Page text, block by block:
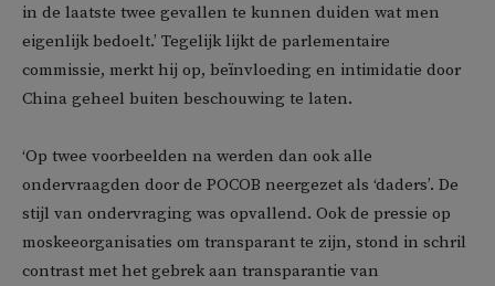
in de laatste twee gevallen te kunnen duiden wat men
eigenlijk bedoelt.’ Tegelijk lijkt de parlementaire
commissie, merkt hij op, beïnvloeding en intimidatie door
China geheel buiten beschouwing te laten.
‘Op twee voorbeelden na werden dan ook alle
ondervraagden door de POCOB neergezet als ‘daders’. De
stijl van ondervraging was opvallend. Ook de pressie op
moskeeorganisaties om transparant te zijn, stond in schril
contrast met het gebrek aan transparantie van